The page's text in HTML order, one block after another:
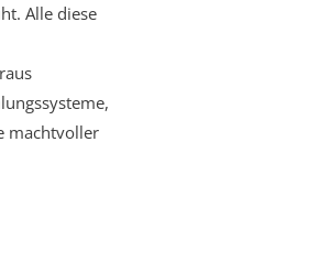
Alle diese
machtvoller